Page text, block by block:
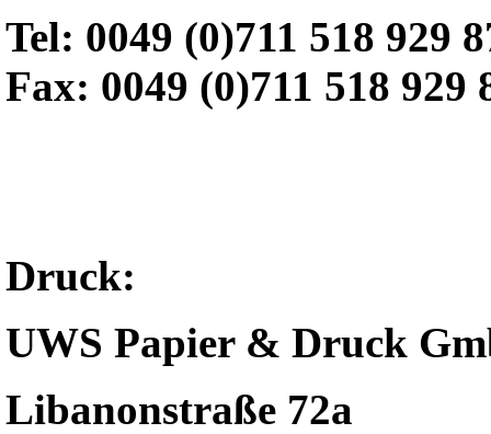
Tel: 0049 (0)711 518 929
Fax: 0049 (0)711 518 929
Druck:
UWS Papier & Druck
Libanonstraße 72a